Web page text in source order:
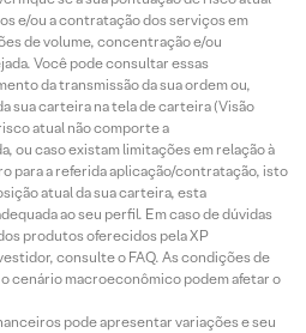
e/ou a contratação dos serviços em
de volume, concentração e/ou
Você pode consultar essas
da transmissão da sua ordem ou,
sua carteira na tela de carteira (Visão
atual não comporte a
ou caso existam limitações em relação à
para a referida aplicação/contratação, isto
atual da sua carteira, esta
ao seu perfil. Em caso de dúvidas
produtos oferecidos pela XP
consulte o FAQ. As condições de
cenário macroeconômico podem afetar o
pode apresentar variações e seu